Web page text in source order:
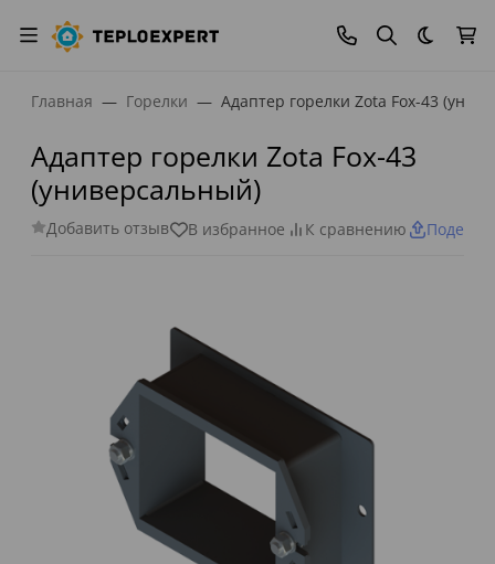
Темная
Главная Горелки Адаптер горелки Zota Fox-43
Адаптер горелки Zota Fox-43
(универсальный)
Добавить отзыв В избранное К сравнению